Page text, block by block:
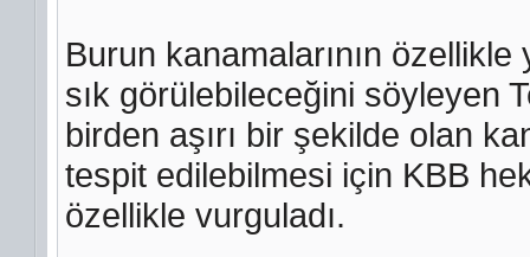
Burun kanamalarının
sık görülebileceğini söyleyen
birden aşırı bir şekilde olan
tespit edilebilmesi için KBB
özellikle vurguladı.